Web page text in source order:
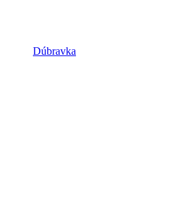
Dúbravka